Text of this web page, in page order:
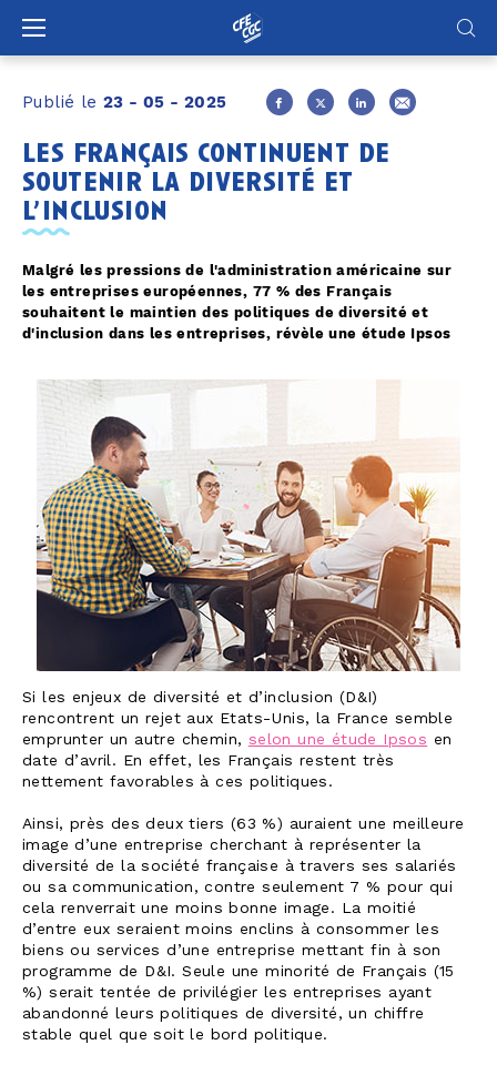
Publié le 23 - 05 - 2025
les français continuent de
soutenir la diversité et
l’inclusion
Malgré les pressions de l'administration américaine sur
les entreprises européennes, 77 % des Français
souhaitent le maintien des politiques de diversité et
d'inclusion dans les entreprises, révèle une étude Ipsos
Si les enjeux de diversité et d’inclusion (D&I)
rencontrent un rejet aux Etats-Unis, la France semble
emprunter un autre chemin, selon une étude Ipsos en
date d’avril. En effet, les Français restent très
nettement favorables à ces politiques.
Ainsi, près des deux tiers (63 %) auraient une meilleure
image d’une entreprise cherchant à représenter la
diversité de la société française à travers ses salariés
ou sa communication, contre seulement 7 % pour qui
cela renverrait une moins bonne image. La moitié
d’entre eux seraient moins enclins à consommer les
biens ou services d’une entreprise mettant fin à son
programme de D&I. Seule une minorité de Français (15
%) serait tentée de privilégier les entreprises ayant
abandonné leurs politiques de diversité, un chiffre
stable quel que soit le bord politique.
Panneau de gestion des cookies